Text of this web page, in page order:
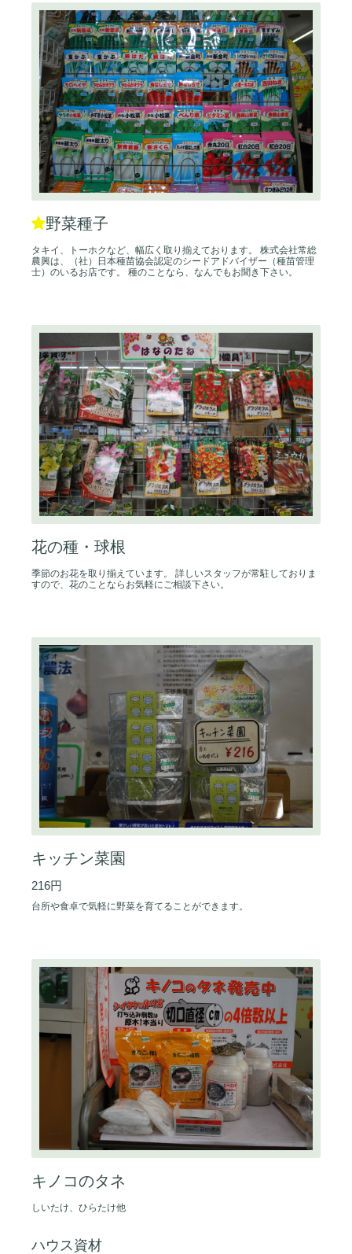
野菜種子
タキイ、トーホクなど、幅広く取り揃えております。 株式会社常総
農興は、（社）日本種苗協会認定のシードアドバイザー（種苗管理
士）のいるお店です。 種のことなら、なんでもお聞き下さい。
花の種・球根
季節のお花を取り揃えています。 詳しいスタッフが常駐しておりま
すので、花のことならお気軽にご相談下さい。
キッチン菜園
216円
台所や食卓で気軽に野菜を育てることができます。
キノコのタネ
しいたけ、ひらたけ他
ハウス資材